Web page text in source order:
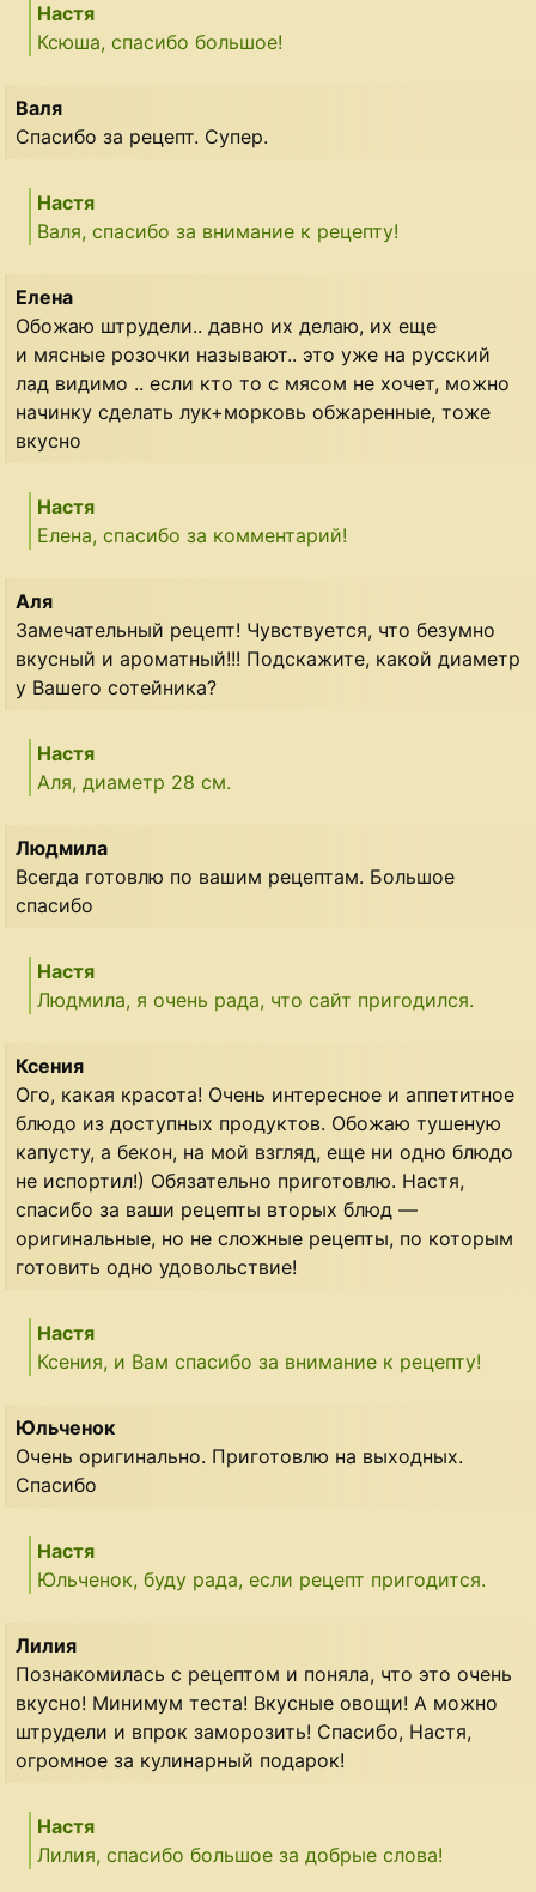
Настя
Ксюша, спасибо большое!
Валя
Спасибо за рецепт. Супер.
Настя
Валя, спасибо за внимание к рецепту!
Елена
Обожаю штрудели.. давно их делаю, их еще
и мясные розочки называют.. это уже на русский
лад видимо .. если кто то с мясом не хочет, можно
начинку сделать лук+морковь обжаренные, тоже
вкусно
Настя
Елена, спасибо за комментарий!
Аля
Замечательный рецепт! Чувствуется, что безумно
вкусный и ароматный!!! Подскажите, какой диаметр
у Вашего сотейника?
Настя
Аля, диаметр 28 см.
Людмила
Всегда готовлю по вашим рецептам. Большое
спасибо
Настя
Людмила, я очень рада, что сайт пригодился.
Ксения
Ого, какая красота! Очень интересное и аппетитное
блюдо из доступных продуктов. Обожаю тушеную
капусту, а бекон, на мой взгляд, еще ни одно блюдо
не испортил!) Обязательно приготовлю. Настя,
спасибо за ваши рецепты вторых блюд —
оригинальные, но не сложные рецепты, по которым
готовить одно удовольствие!
Настя
Ксения, и Вам спасибо за внимание к рецепту!
Юльченок
Очень оригинально. Приготовлю на выходных.
Спасибо
Настя
Юльченок, буду рада, если рецепт пригодится.
Лилия
Познакомилась с рецептом и поняла, что это очень
вкусно! Минимум теста! Вкусные овощи! А можно
штрудели и впрок заморозить! Спасибо, Настя,
огромное за кулинарный подарок!
Настя
Лилия, спасибо большое за добрые слова!